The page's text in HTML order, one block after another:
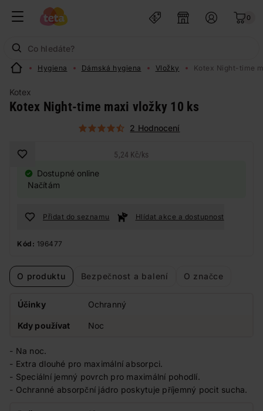
0
Hygiena Dámská hygiena Vložky Kotex Night-time
Kotex
Kotex Night-time maxi vložky 10 ks
2 Hodnocení
5,24 Kč/ks
Dostupné online
Načítám
Přidat do seznamu Hlídat akce a dostupnost
Kód: 196477
O produktu Bezpečnost a balení O značce
Účinky Ochranný
Kdy používat Noc
- Na noc.
- Extra dlouhé pro maximální absorpci.
- Speciální jemný povrch pro maximální pohodlí.
- Ochranné absorpční jádro poskytuje příjemný pocit sucha.